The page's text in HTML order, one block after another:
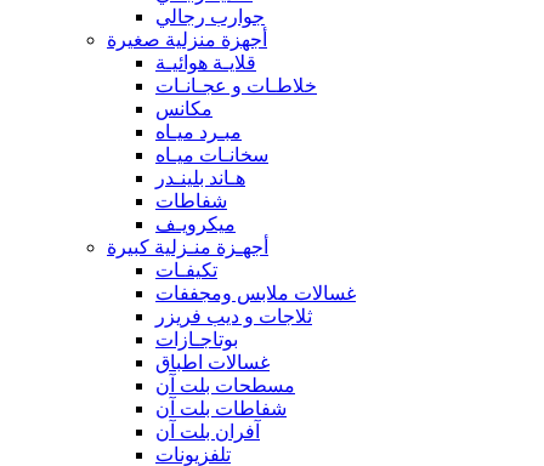
جوارب رجالي
أجهزة منزلية صغيرة
قلايـة هوائيـة
خلاطـات و عجـانـات
مكانس
مبـرد ميـاه
سخانـات ميـاه
هـاند بلينـدر
شفاطات
ميكرويـف
أجهـزة منـزلية كبيرة
تكيفـات
غسالات ملابس ومجففات
ثلاجات و ديب فريزر
بوتاجـازات
غسالات اطباق
مسطحات بلت آن
شفاطات بلت آن
آفران بلت آن
تلفزيونات